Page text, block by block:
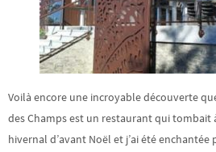
Voilà encore une incroyable découverte
des Champs est un restaurant qui tombait
hivernal d’avant Noël et j’ai été